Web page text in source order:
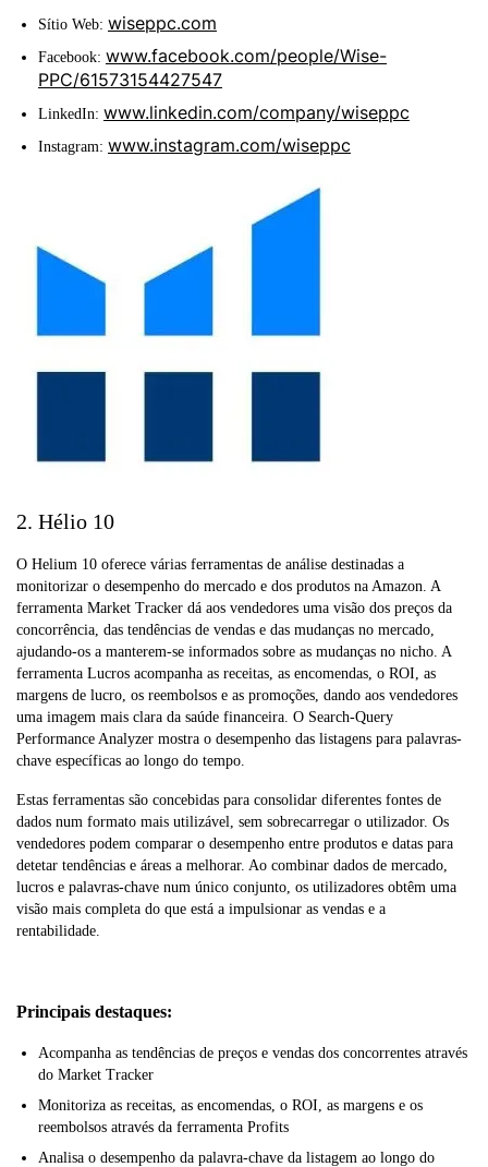
Sítio Web: wiseppc.com
Facebook: www.facebook.com/people/Wise-
PPC/61573154427547
LinkedIn: www.linkedin.com/company/wiseppc
Instagram: www.instagram.com/wiseppc
2. Hélio 10
O Helium 10 oferece várias ferramentas de análise destinadas a
monitorizar o desempenho do mercado e dos produtos na Amazon. A
ferramenta Market Tracker dá aos vendedores uma visão dos preços da
concorrência, das tendências de vendas e das mudanças no mercado,
ajudando-os a manterem-se informados sobre as mudanças no nicho. A
ferramenta Lucros acompanha as receitas, as encomendas, o ROI, as
margens de lucro, os reembolsos e as promoções, dando aos vendedores
uma imagem mais clara da saúde financeira. O Search-Query
Performance Analyzer mostra o desempenho das listagens para palavras-
chave específicas ao longo do tempo.
Estas ferramentas são concebidas para consolidar diferentes fontes de
dados num formato mais utilizável, sem sobrecarregar o utilizador. Os
vendedores podem comparar o desempenho entre produtos e datas para
detetar tendências e áreas a melhorar. Ao combinar dados de mercado,
lucros e palavras-chave num único conjunto, os utilizadores obtêm uma
visão mais completa do que está a impulsionar as vendas e a
rentabilidade.
Principais destaques:
Acompanha as tendências de preços e vendas dos concorrentes através
do Market Tracker
Monitoriza as receitas, as encomendas, o ROI, as margens e os
reembolsos através da ferramenta Profits
Analisa o desempenho da palavra-chave da listagem ao longo do